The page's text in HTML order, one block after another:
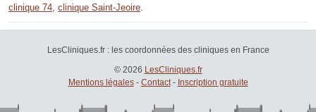
clinique 74, clinique Saint-Jeoire.
LesCliniques.fr : les coordonnées des cliniques en France
© 2026 LesCliniques.fr
Mentions légales- Contact- Inscription gratuite